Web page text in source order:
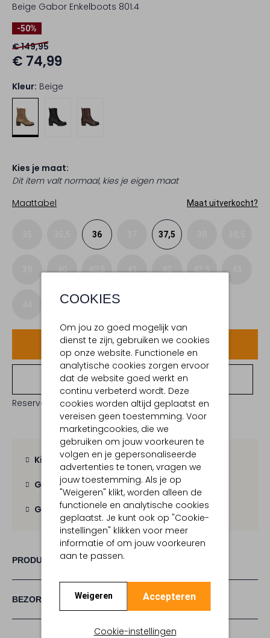
COOKIES
Om jou zo goed mogelijk van
dienst te zijn, gebruiken we cookies
op onze website. Functionele en
analytische cookies zorgen ervoor
dat de website goed werkt en
continu verbeterd wordt. Deze
cookies worden altijd geplaatst en
vereisen geen toestemming. Voor
marketingcookies, die we
gebruiken om jouw voorkeuren te
volgen en je gepersonaliseerde
advertenties te tonen, vragen we
jouw toestemming. Als je op
"Weigeren" klikt, worden alleen de
functionele en analytische cookies
geplaatst. Je kunt ook op "Cookie-
instellingen" klikken voor meer
informatie of om jouw voorkeuren
aan te passen.
Weigeren Accepteren
Cookie-instellingen
Beige Gabor Enkelboots 801.4
-50%
€ 149,95
€ 74,99
Kleur: Beige
Kies je maat:
Dit item valt normaal, kies je eigen maat
Maattabel
Maat uitverkocht?
36 37,5
40 40,5 41 42 42,5
Voeg toe
Bekijk winkelvoorraad
Reserveer direct in een van onze 19 boutiques
Kies zelf je bezorgmoment
Gratis verzending vanaf € 100,-
Gratis retour binnen 30 dagen
PRODUCT INFORMATIE
BEZORGEN & RETOURNEREN